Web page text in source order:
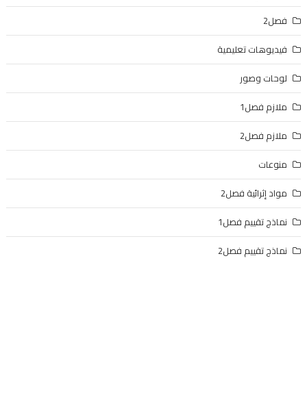
فصل2
فيديوهات تعليمية
لوحات وصور
ملازم فصل1
ملازم فصل2
منوعات
مواد إثرائية فصل2
نماذج تقييم فصل1
نماذج تقييم فصل2